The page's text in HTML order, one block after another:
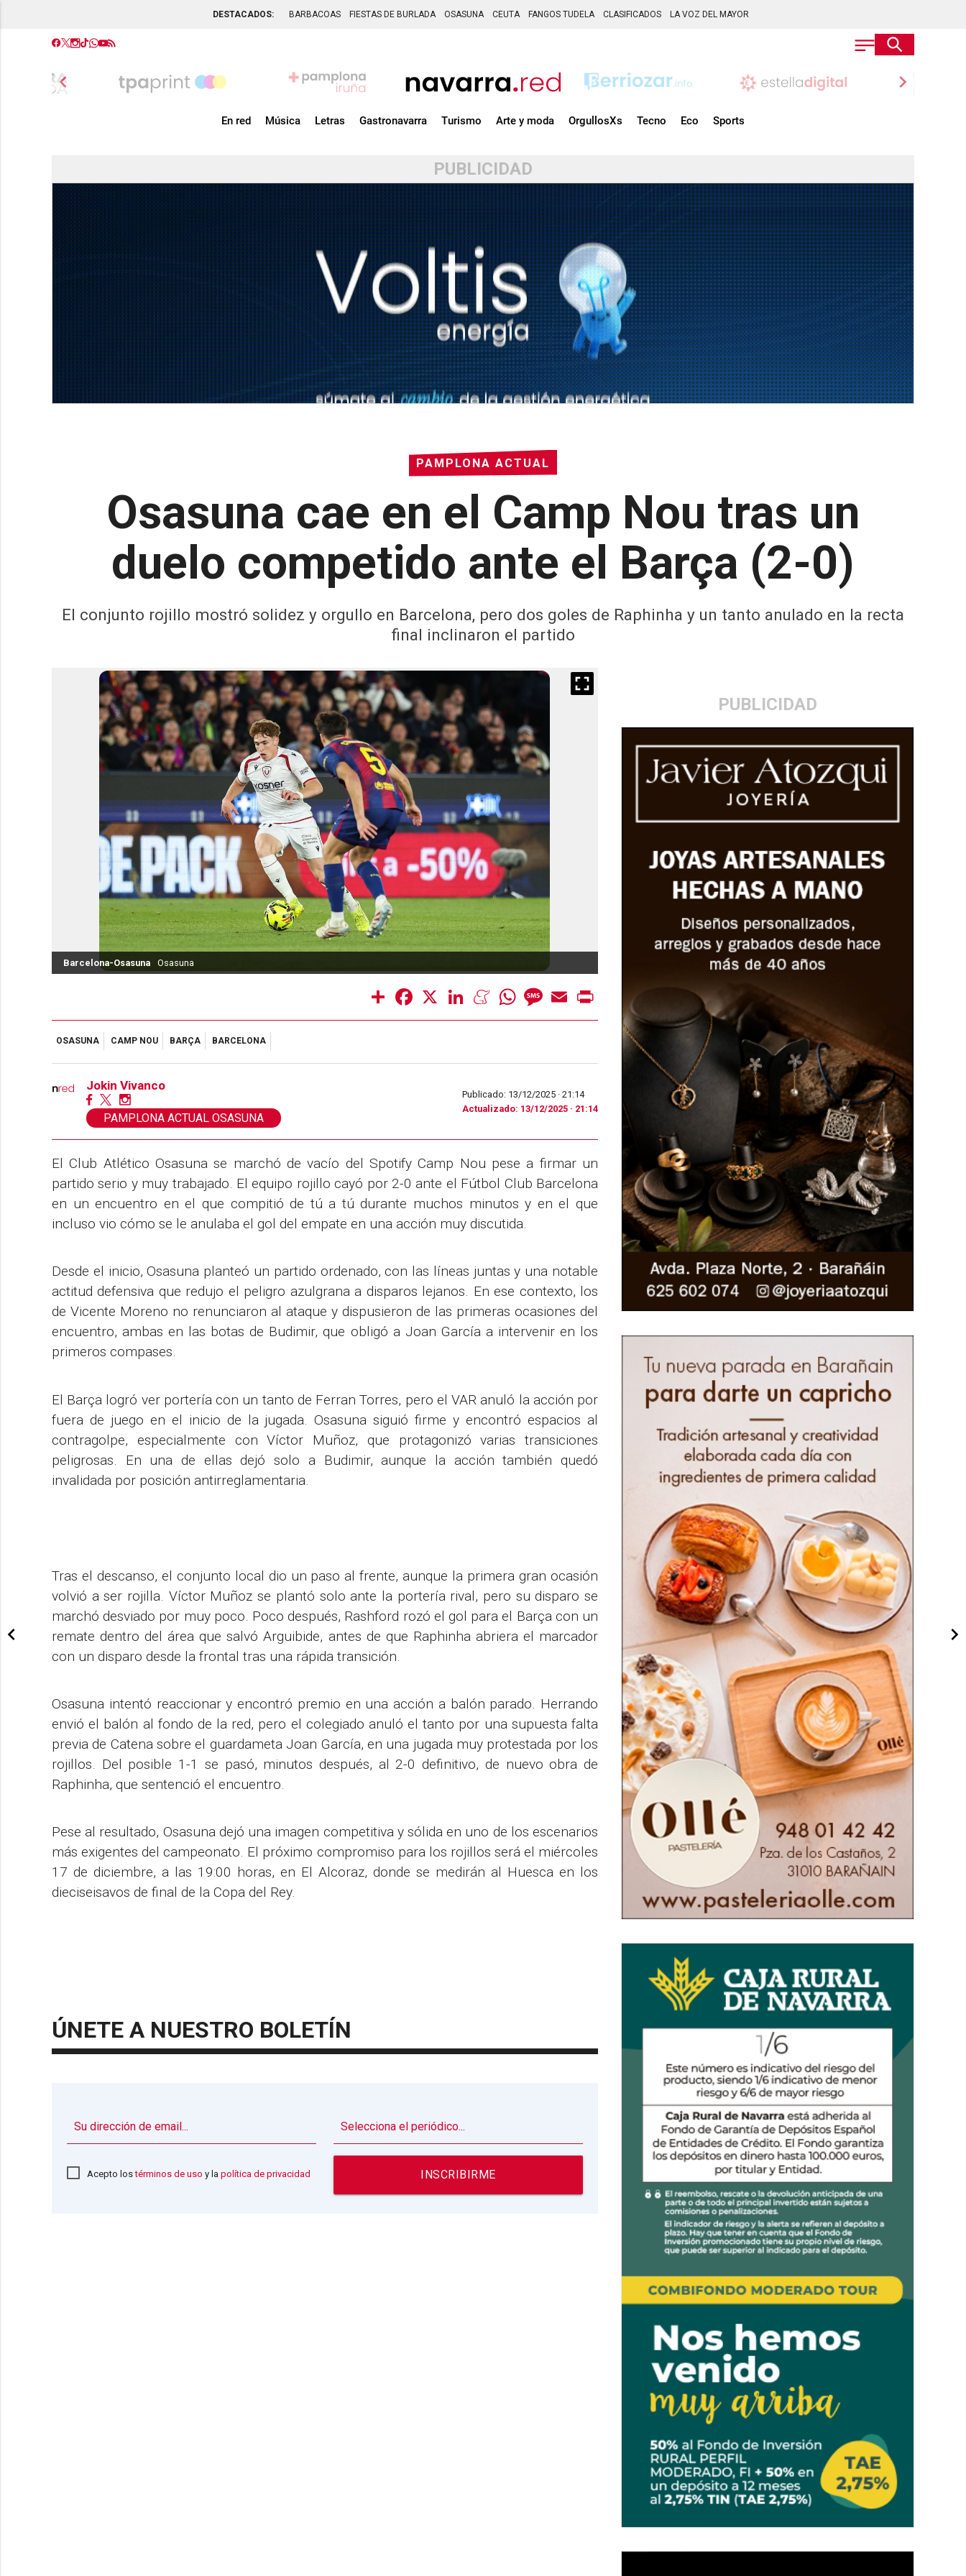
DESTACADOS: BARBACOAS FIESTAS DE BURLADA OSASUNA CEUTA FANGOS TUDELA CLASIFICADOS LA VOZ DEL MAYOR
chevron_left chevron_right
En red Música Letras Gastronavarra Turismo Arte y moda OrgullosXs Tecno Eco Sports
PUBLICIDAD
PAMPLONA ACTUAL
Osasuna cae en el Camp Nou tras un
duelo competido ante el Barça (2-0)
El conjunto rojillo mostró solidez y orgullo en Barcelona, pero dos goles de Raphinha y un tanto anulado en la recta
final inclinaron el partido
PUBLICIDAD
Barcelona-Osasuna Osasuna Osasuna
Share Facebook LinkedInMeneameWhatsAppMessage
Email
OSASUNA CAMP NOU BARÇA BARCELONA
Jokin Vivanco
PAMPLONA ACTUAL OSASUNA
Publicado: 13/12/2025 · 21:14
Actualizado: 13/12/2025 · 21:14
El Club Atlético Osasuna se marchó de vacío del Spotify Camp Nou pese a firmar un
partido serio y muy trabajado. El equipo rojillo cayó por 2-0 ante el Fútbol Club Barcelona
en un encuentro en el que compitió de tú a tú durante muchos minutos y en el que
incluso vio cómo se le anulaba el gol del empate en una acción muy discutida.
Desde el inicio, Osasuna planteó un partido ordenado, con las líneas juntas y una notable
actitud defensiva que redujo el peligro azulgrana a disparos lejanos. En ese contexto, los
de Vicente Moreno no renunciaron al ataque y dispusieron de las primeras ocasiones del
encuentro, ambas en las botas de Budimir, que obligó a Joan García a intervenir en los
primeros compases.
El Barça logró ver portería con un tanto de Ferran Torres, pero el VAR anuló la acción por
fuera de juego en el inicio de la jugada. Osasuna siguió firme y encontró espacios al
contragolpe, especialmente con Víctor Muñoz, que protagonizó varias transiciones
peligrosas. En una de ellas dejó solo a Budimir, aunque la acción también quedó
invalidada por posición antirreglamentaria.
Tras el descanso, el conjunto local dio un paso al frente, aunque la primera gran ocasión
volvió a ser rojilla. Víctor Muñoz se plantó solo ante la portería rival, pero su disparo se
marchó desviado por muy poco. Poco después, Rashford rozó el gol para el Barça con un
remate dentro del área que salvó Arguibide, antes de que Raphinha abriera el marcador
con un disparo desde la frontal tras una rápida transición.
Osasuna intentó reaccionar y encontró premio en una acción a balón parado. Herrando
envió el balón al fondo de la red, pero el colegiado anuló el tanto por una supuesta falta
previa de Catena sobre el guardameta Joan García, en una jugada muy protestada por los
rojillos. Del posible 1-1 se pasó, minutos después, al 2-0 definitivo, de nuevo obra de
Raphinha, que sentenció el encuentro.
Pese al resultado, Osasuna dejó una imagen competitiva y sólida en uno de los escenarios
más exigentes del campeonato. El próximo compromiso para los rojillos será el miércoles
17 de diciembre, a las 19:00 horas, en El Alcoraz, donde se medirán al Huesca en los
dieciseisavos de final de la Copa del Rey.
ÚNETE A NUESTRO BOLETÍN
Acepto lostérminos de uso y la política de privacidad INSCRIBIRME